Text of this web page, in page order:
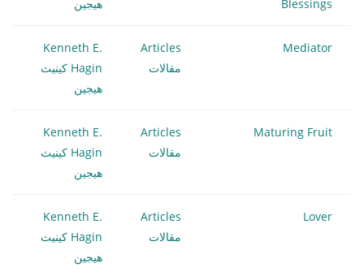
Blessings
هيجين
Mediator
Articles
مقالات
Kenneth E.
Hagin كينيث
هيجين
Maturing Fruit
Articles
مقالات
Kenneth E.
Hagin كينيث
هيجين
Lover
Articles
مقالات
Kenneth E.
Hagin كينيث
هيجين